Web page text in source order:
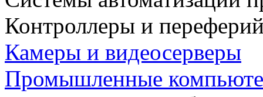
Контроллеры и
Камеры и видеосерверы
Промышленные